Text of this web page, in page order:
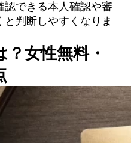
認できる本人確認や審
判断しやすくなりま
女性無料・